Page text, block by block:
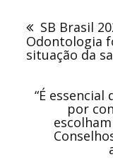
PostSB Brasil
Odontologia
situação da
“É
por